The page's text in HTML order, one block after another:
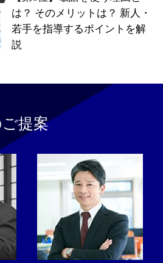
は？ そのメリットは？ 新人・
若手を指導するポイントを解
説
提案